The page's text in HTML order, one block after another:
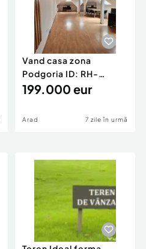
Vand casa zona
Podgoria ID: RH-
45502-property
199.000 eur
Arad 7 zile în urmă